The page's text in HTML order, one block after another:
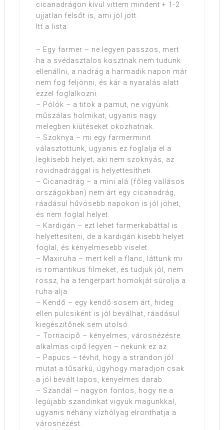
cicanadrágon kívül vittem mindent + 1-2
ujjatlan felsőt is, ami jól jött.
Itt a lista:
– Egy farmer – ne legyen passzos, mert
ha a svédasztalos kosztnak nem tudunk
ellenállni, a nadrág a harmadik napon már
nem fog feljönni, és kár a nyaralás alatt
ezzel foglalkozni.
– Pólók – a titok a pamut, ne vigyünk
műszálas holmikat, ugyanis nagy
melegben kiütéseket okozhatnak.
– Szoknya – mi egy farmerminit
választottunk, ugyanis ez foglalja el a
legkisebb helyet; aki nem szoknyás, az
rövidnadrággal is helyettesítheti.
– Cicanadrág – a mini alá (főleg vallásos
országokban) nem árt egy cicanadrág,
ráadásul hűvösebb napokon is jól jöhet,
és nem foglal helyet.
– Kardigán – ezt lehet farmerkabáttal is
helyettesíteni, de a kardigán kisebb helyet
foglal, és kényelmesebb viselet.
– Maxiruha – mert kell a flanc, láttunk mi
is romantikus filmeket, és tudjuk jól, nem
rossz, ha a tengerpart homokját súrolja a
ruha alja.
– Kendő – egy kendő sosem árt, hideg
ellen pulcsiként is jól beválhat, ráadásul
kiegészítőnek sem utolsó.
– Tornacipő – kényelmes, városnézésre
alkalmas cipő legyen – nekünk ez az.
– Papucs – tévhit, hogy a strandon jól
mutat a tűsarkú, úgyhogy maradjon csak
a jól bevált lapos, kényelmes darab.
– Szandál – nagyon fontos, hogy ne a
legújabb szandinkat vigyük magunkkal,
ugyanis néhány vízhólyag elronthatja a
városnézést.